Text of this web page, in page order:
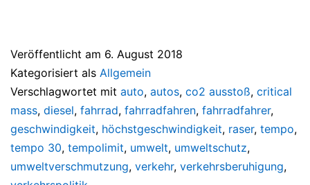
Veröffentlicht am 6. August 2018
Kategorisiert als Allgemein
Verschlagwortet mit auto, autos, co2 ausstoß, critical
mass, diesel, fahrrad, fahrradfahren, fahrradfahrer,
geschwindigkeit, höchstgeschwindigkeit, raser, tempo,
tempo 30, tempolimit, umwelt, umweltschutz,
umweltverschmutzung, verkehr, verkehrsberuhigung,